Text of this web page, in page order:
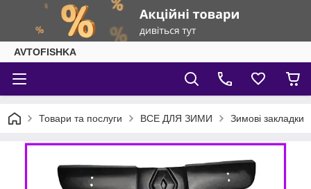
AVTOFISHKA
Товари та послуги ВСЕ ДЛЯ ЗИМИ Зимові закладки